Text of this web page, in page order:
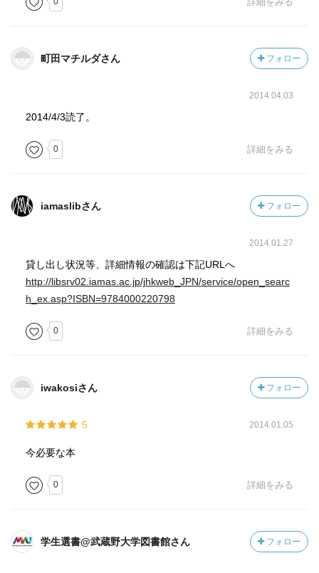
町田マチルダさん フォロー
2014.04.03
2014/4/3読了。
0 詳細をみる
iamaslibさん フォロー
2014.01.27
貸し出し状況等、詳細情報の確認は下記URLへ
http://libsrv02.iamas.ac.jp/jhkweb_JPN/service/open_searc
h_ex.asp?ISBN=9784000220798
0 詳細をみる
iwakosiさん フォロー
5 2014.01.05
今必要な本
0 詳細をみる
学生選書@武蔵野大学図書館さん フォロー